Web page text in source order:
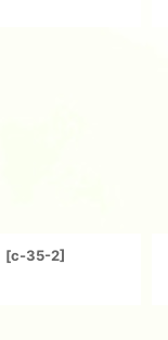
[c-35-2]